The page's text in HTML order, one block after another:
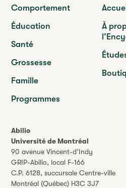
Abilio
Université de Montréal
90 avenue Vincent-d’Indy
GRIP-Abilio, local F-166
C.P. 6128, succursale Centre-ville
Montréal (Québec) H3C 3J7
Comportement
Éducation
Santé
Grossesse
Famille
Programmes
À